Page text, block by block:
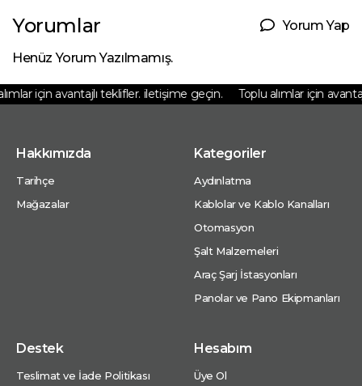
Yorumlar Yorum Yap
Henüz Yorum Yazılmamış.
için avantajlı teklifler. iletişime geçin. Toplu alımlar için
Hakkımızda
Tarihçe
Mağazalar
Kategoriler
Aydınlatma
Kablolar ve Kablo Kanalları
Otomasyon
Şalt Malzemeleri
Araç Şarj İstasyonları
Panolar ve Pano Ekipmanları
Destek
Teslimat ve İade Politikası
Hesabım
Üye Ol